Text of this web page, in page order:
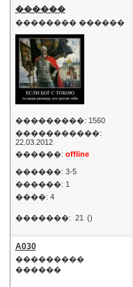
������
�������� ������
���������: 1560
�����������:
22.03.2012
������: offline
������: 3-5
������: 1
����: 4
�������: 21 ()
A030
���������
������